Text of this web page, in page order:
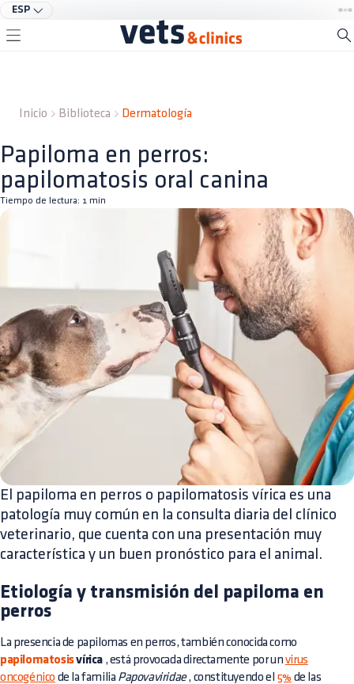
ESP
Inicio Biblioteca Dermatología
Papiloma en perros:
papilomatosis oral canina
Tiempo de lectura: 1 min
El papiloma en perros o papilomatosis vírica es una
patología muy común en la consulta diaria del clínico
veterinario, que cuenta con una presentación muy
característica y un buen pronóstico para el animal.
Etiología y transmisión del papiloma en
perros
La presencia de papilomas en perros, también conocida como
papilomatosisvírica , está provocada directamente por un virus
oncogénico de la familia Papovaviridae, constituyendo el 5% de las